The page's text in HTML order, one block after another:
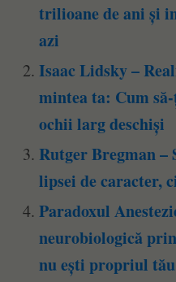
trilioane de ani și
azi
Isaac Lidsky –
mintea ta: Cum
ochii larg deschiși
Rutger Bregman –
lipsei de caracter,
Paradoxul
neurobiologică
nu ești propriul